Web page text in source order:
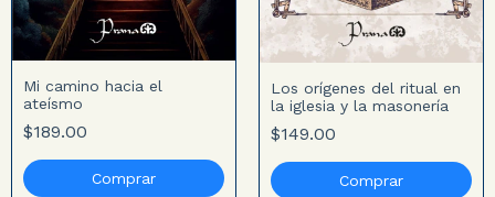
Mi camino hacia el
ateísmo
$189.00
Los orígenes del ritual en
la iglesia y la masonería
$149.00